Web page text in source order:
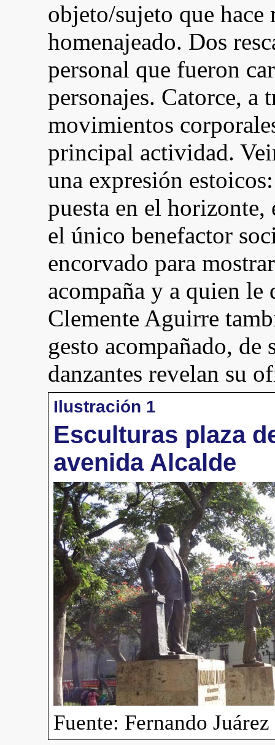
objeto/sujeto que hace
homenajeado. Dos
personal que fueron
personajes. Catorce, a
movimientos
principal actividad.
una expresión
puesta en el
el único benefactor
encorvado para
acompaña y a quien
Clemente Aguirre
gesto acompañado, de
danzantes revelan su
Ilustración 1
Esculturas plaza
avenida Alcalde
Fuente: Fernando